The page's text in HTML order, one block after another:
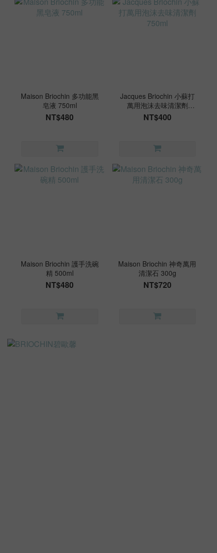
Maison Briochin 多功能黑
皂液 750ml
NT$480
Jacques Briochin 小蘇打
萬用泡沫去味清潔劑
750ml
NT$400
Maison Briochin 護手洗碗
精 500ml
NT$480
Maison Briochin 神奇萬用
清潔石 300g
NT$720